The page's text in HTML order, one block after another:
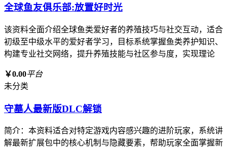
全球鱼友俱乐部:放置好时光
该资料全面介绍全球鱼类爱好者的养殖技巧与社交互动，适合
初级至中级水平的爱好者学习，目标系统掌握鱼类养护知识、
构建专业社交网络，提升养殖技能与社区参与度，实现理论
￥0.00平台
未分类
守墓人最新版DLC解锁
简介：本资料适合对特定游戏内容感兴趣的进阶玩家，系统讲
解最新扩展包中的核心机制与隐藏要素，帮助玩家全面掌握新